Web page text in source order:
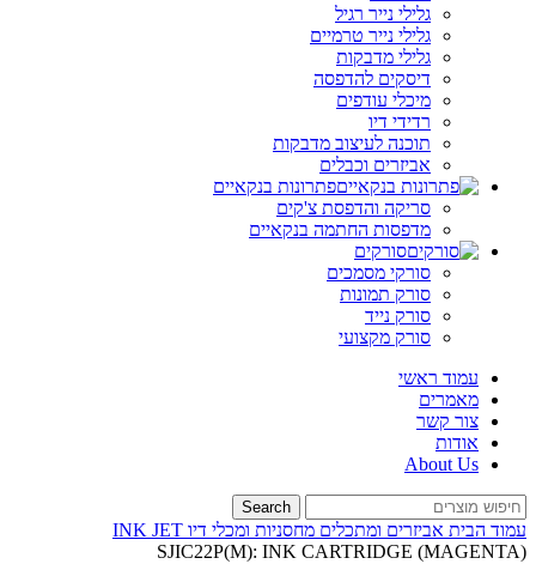
גלילי נייר רגיל
גלילי נייר טרמיים
גלילי מדבקות
דיסקים להדפסה
מיכלי עודפים
רדידי דיו
תוכנה לעיצוב מדבקות
אביזרים וכבלים
פתרונות בנקאיים
סריקה והדפסת צ'קים
מדפסות החתמה בנקאיים
סורקים
סורקי מסמכים
סורק תמונות
סורק נייד
סורק מקצועי
עמוד ראשי
מאמרים
צור קשר
אודות
About Us
Search
עמוד הבית אביזרים ומתכלים מחסניות ומכלי דיו INK JET
SJIC22P(M): INK CARTRIDGE (MAGENTA)